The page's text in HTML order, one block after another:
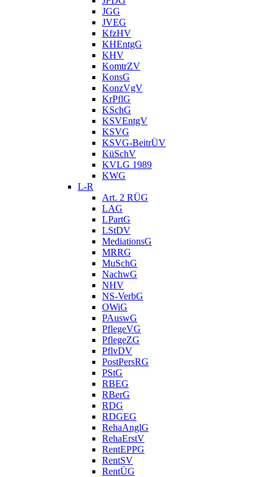
JGG
JVEG
KfzHV
KHEntgG
KHV
KomtrZV
KonsG
KonzVgV
KrPflG
KSchG
KSVEntgV
KSVG
KSVG-BeitrÜV
KüSchV
KVLG 1989
KWG
L-R
Art. 2 RÜG
LAG
LPartG
LStDV
MediationsG
MRRG
MuSchG
NachwG
NHV
NS-VerbG
OWiG
PAuswG
PflegeVG
PflegeZG
PflvDV
PostPersRG
PStG
RBEG
RBerG
RDG
RDGEG
RehaAnglG
RehaErstV
RentEPPG
RentSV
RentÜG